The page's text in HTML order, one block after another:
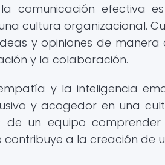
la comunicación efectiva
cultura organizacional.
y opiniones de
y la colaboración.
y la inteligencia
y acogedor en una
de un equipo
contribuye a la creación de